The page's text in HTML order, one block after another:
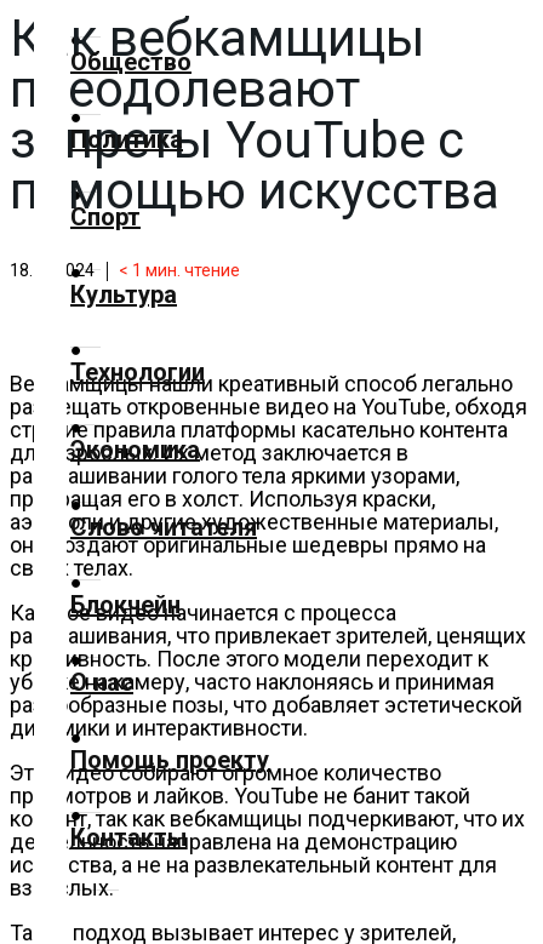
Главная
Добавить
материал
Популярные
новости
Общество
Политика
Спорт
Культура
Технологии
Экономика
Слово
читателя
Блокчейн
О
нас
Общество
Политика
Спорт
Культура
Технологии
Экономика
Слово читателя
Блокчейн
О нас
Помощь проекту
Контакты
Как вебкамщицы
преодолевают
запреты YouTube с
помощью искусства
18.10.2024 < 1 мин. чтение
Вебкамщицы нашли креативный способ легально
размещать откровенные видео на YouTube, обходя
строгие правила платформы касательно контента
для взрослых. Их метод заключается в
раскрашивании голого тела яркими узорами,
превращая его в холст. Используя краски,
аэрозоли и другие художественные материалы,
они создают оригинальные шедевры прямо на
своих телах.
Каждое видео начинается с процесса
раскрашивания, что привлекает зрителей, ценящих
креативность. После этого модели переходит к
уборке на камеру, часто наклоняясь и принимая
разнообразные позы, что добавляет эстетической
динамики и интерактивности.
Эти видео собирают огромное количество
просмотров и лайков. YouTube не банит такой
контент, так как вебкамщицы подчеркивают, что их
деятельность направлена на демонстрацию
искусства, а не на развлекательный контент для
взрослых.
Такой подход вызывает интерес у зрителей,